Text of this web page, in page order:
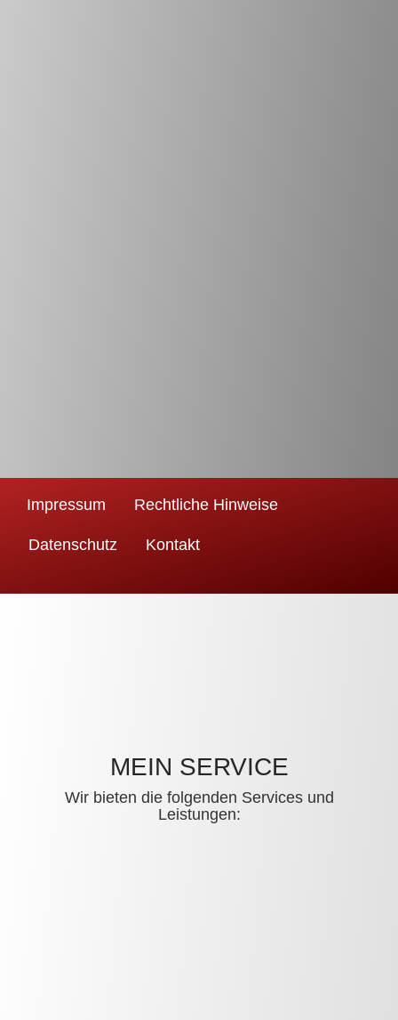
Impressum Rechtliche Hinweise
Datenschutz Kontakt
MEIN SERVICE
Wir bieten die folgenden Services und
Leistungen: